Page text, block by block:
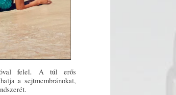
felel. A túl erős
a sejtmembránokat,